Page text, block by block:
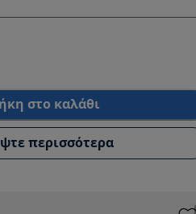
στο καλάθι
περισσότερα